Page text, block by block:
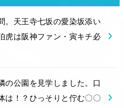
。天王寺七坂の愛染坂添い
虎は阪神ファン・寅キチ必
の公園を見学しました。口
は！？ひっそりと佇む〇〇